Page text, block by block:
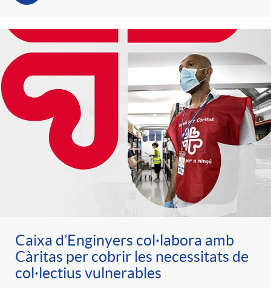
Caixa d’Enginyers col·labora amb
Càritas per cobrir les necessitats de
col·lectius vulnerables